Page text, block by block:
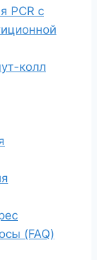
PCR с
колл
(FAQ)